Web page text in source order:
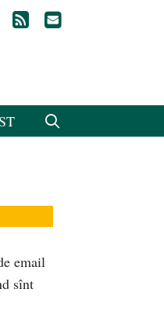
email
sînt